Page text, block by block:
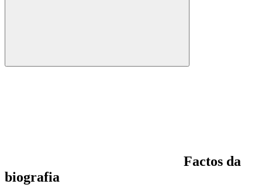
Factos da
biografia